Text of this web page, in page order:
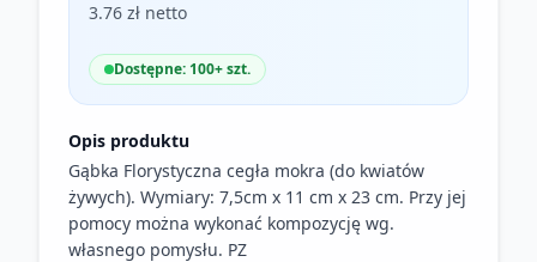
3.76 zł netto
Dostępne: 100+ szt.
Opis produktu
Gąbka Florystyczna cegła mokra (do kwiatów
żywych). Wymiary: 7,5cm x 11 cm x 23 cm. Przy jej
pomocy można wykonać kompozycję wg.
własnego pomysłu. PZ